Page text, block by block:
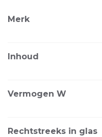
Merk
Inhoud
Vermogen W
Rechtstreeks in glas